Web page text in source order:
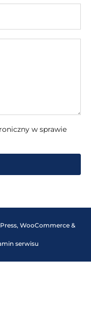
w sprawie
WooCommerce &
serwisu